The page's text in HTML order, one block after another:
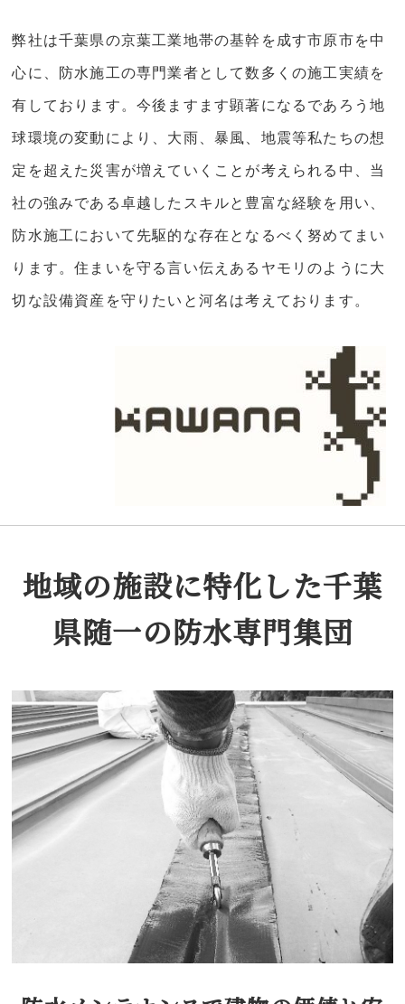
弊社は千葉県の京葉工業地帯の基幹を成す市原市を中
心に、防水施工の専門業者として数多くの施工実績を
有しております。今後ますます顕著になるであろう地
球環境の変動により、大雨、暴風、地震等私たちの想
定を超えた災害が増えていくことが考えられる中、当
社の強みである卓越したスキルと豊富な経験を用い、
防水施工において先駆的な存在となるべく努めてまい
ります。住まいを守る言い伝えあるヤモリのように大
切な設備資産を守りたいと河名は考えております。
地域の施設に特化した千葉
県随一の防水専門集団